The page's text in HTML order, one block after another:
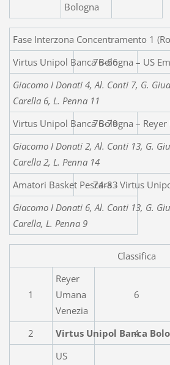
Bologna
Fase Interzona Concentramento 1
Virtus Unipol
76-66
Giacomo I Donati 4, Al. Conti 7, G.
Carella 6, L. Penna 11
Virtus Unipol Banca Bologna – Reyer
76-79
Giacomo I Donati 2, Al. Conti 13, G.
Carella 2, L. Penna 14
Amatori Basket
74-83
Giacomo I Donati 6, Al. Conti 13, G.
Carella, L. Penna 9
Classifica
1
Reyer
Umana
Venezia
6
2 Virtus Unipol Banca
4
US